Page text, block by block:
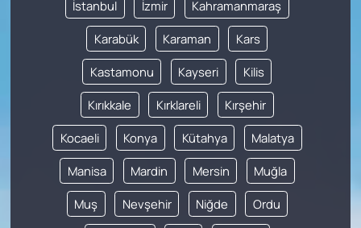
İstanbul İzmir Kahramanmaraş
Karabük Karaman Kars
Kastamonu Kayseri Kilis
Kırıkkale Kırklareli Kırşehir
Kocaeli Konya Kütahya Malatya
Manisa Mardin Mersin Muğla
Muş Nevşehir Niğde Ordu